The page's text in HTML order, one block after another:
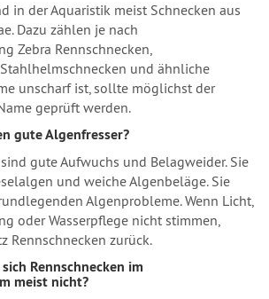
in der Aquaristik meist Schnecken aus
Dazu zählen je nach
Zebra Rennschnecken,
und ähnliche
unscharf ist, sollte möglichst der
geprüft werden.
gute Algenfresser?
gute Aufwuchs und Belagweider. Sie
und weiche Algenbeläge. Sie
Algenprobleme. Wenn Licht,
oder Wasserpflege nicht stimmen,
Rennschnecken zurück.
Rennschnecken im
meist nicht?